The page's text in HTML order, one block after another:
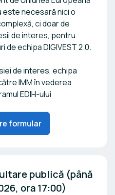
este necesară nici o
ci doar de
de interes, pentru
de echipa DIGIVEST 2.0.
de interes, echipa
IMM în vederea
EDIH-ului
formular
publică (până
ora 17:00)